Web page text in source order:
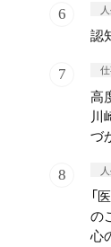
認
高
川
づ
「
の
心